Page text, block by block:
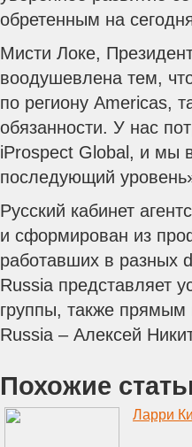
обретенным на
Мисти Локе,
воодушевлена тем,
по региону Americas,
обязанности. У нас
iProspect Global, и мы
последующий
Русский кабинет
и сформирован из
работавших в разных
Russia представляет
группы, также прямым
Russia – Алексей
Похожие
Ларри